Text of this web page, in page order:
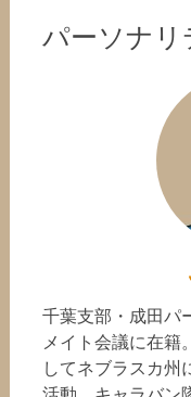
パーソナリ
千葉支部・成田パ
メイト会議に在籍
してネブラスカ州